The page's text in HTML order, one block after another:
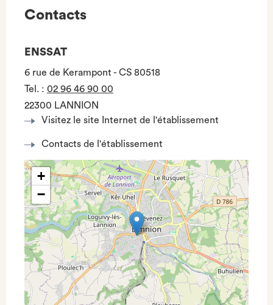
Contacts
ENSSAT
6 rue de Kerampont - CS 80518
Tel. : 02 96 46 90 00
22300 LANNION
Visitez le site Internet de l'établissement
Contacts de l'établissement
+
−